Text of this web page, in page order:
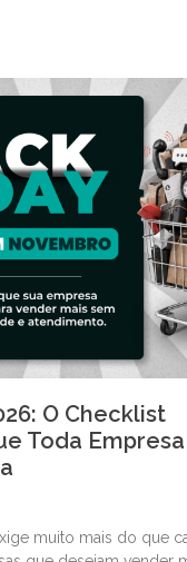
O Checklist
Toda
muito mais do que